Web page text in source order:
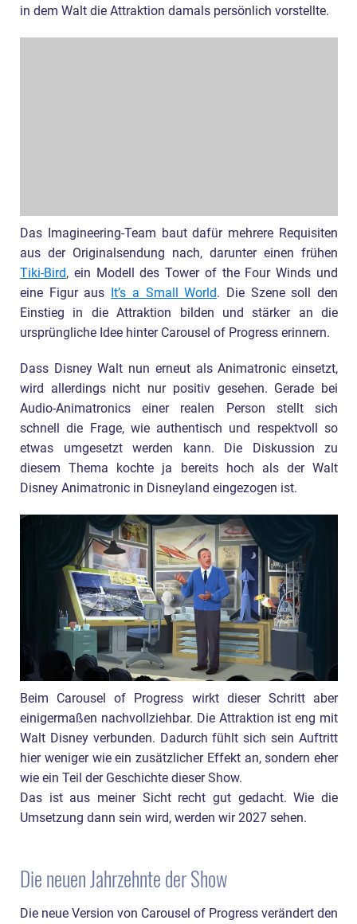
in dem Walt die Attraktion damals persönlich vorstellte.
Das Imagineering-Team baut dafür mehrere Requisiten
aus der Originalsendung nach, darunter einen frühen
Tiki-Bird, ein Modell des Tower of the Four Winds und
eine Figur aus
It’s a Small World. Die Szene soll den
Einstieg in die Attraktion bilden und stärker an die
ursprüngliche Idee hinter Carousel of Progress erinnern.
Dass Disney Walt nun erneut als Animatronic einsetzt,
wird allerdings nicht nur positiv gesehen. Gerade bei
Audio-Animatronics einer realen Person stellt sich
schnell die Frage, wie authentisch und respektvoll so
etwas umgesetzt werden kann. Die Diskussion zu
diesem Thema kochte ja bereits hoch als der Walt
Disney Animatronic in Disneyland eingezogen ist.
Beim Carousel of Progress wirkt dieser Schritt aber
einigermaßen nachvollziehbar. Die Attraktion ist eng mit
Walt Disney verbunden. Dadurch fühlt sich sein Auftritt
hier weniger wie ein zusätzlicher Effekt an, sondern eher
wie ein Teil der Geschichte dieser Show.
Das ist aus meiner Sicht recht gut gedacht. Wie die
Umsetzung dann sein wird, werden wir 2027 sehen.
Die neuen Jahrzehnte der Show
Die neue Version von Carousel of Progress verändert den